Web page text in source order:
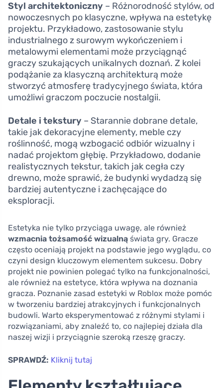
Styl architektoniczny – Różnorodność stylów, od
nowoczesnych po klasyczne, wpływa na estetykę
projektu. Przykładowo, zastosowanie stylu
industrialnego z surowym wykończeniem i
metalowymi elementami może przyciągnąć
graczy szukających unikalnych doznań. Z kolei
podążanie za klasyczną architekturą może
stworzyć atmosferę tradycyjnego świata, która
umożliwi graczom poczucie nostalgii.
Detale i tekstury – Starannie dobrane detale,
takie jak dekoracyjne elementy, meble czy
roślinność, mogą wzbogacić odbiór wizualny i
nadać projektom głębię. Przykładowo, dodanie
realistycznych tekstur, takich jak cegła czy
drewno, może sprawić, że budynki wydadzą się
bardziej autentyczne i zachęcające do
eksploracji.
Estetyka nie tylko przyciąga uwagę, ale również
wzmacnia tożsamość wizualną świata gry. Gracze
często oceniają projekt na podstawie jego wyglądu, co
czyni design kluczowym elementem sukcesu. Dobry
projekt nie powinien polegać tylko na funkcjonalności,
ale również na estetyce, która wpływa na doznania
gracza. Poznanie zasad estetyki w Roblox może pomóc
w tworzeniu bardziej atrakcyjnych i funkcjonalnych
budowli. Warto eksperymentować z różnymi stylami i
rozwiązaniami, aby znaleźć to, co najlepiej działa dla
naszej wizji i przyciągnie szeroką rzeszę graczy.
SPRAWDŹ: Kliknij tutaj